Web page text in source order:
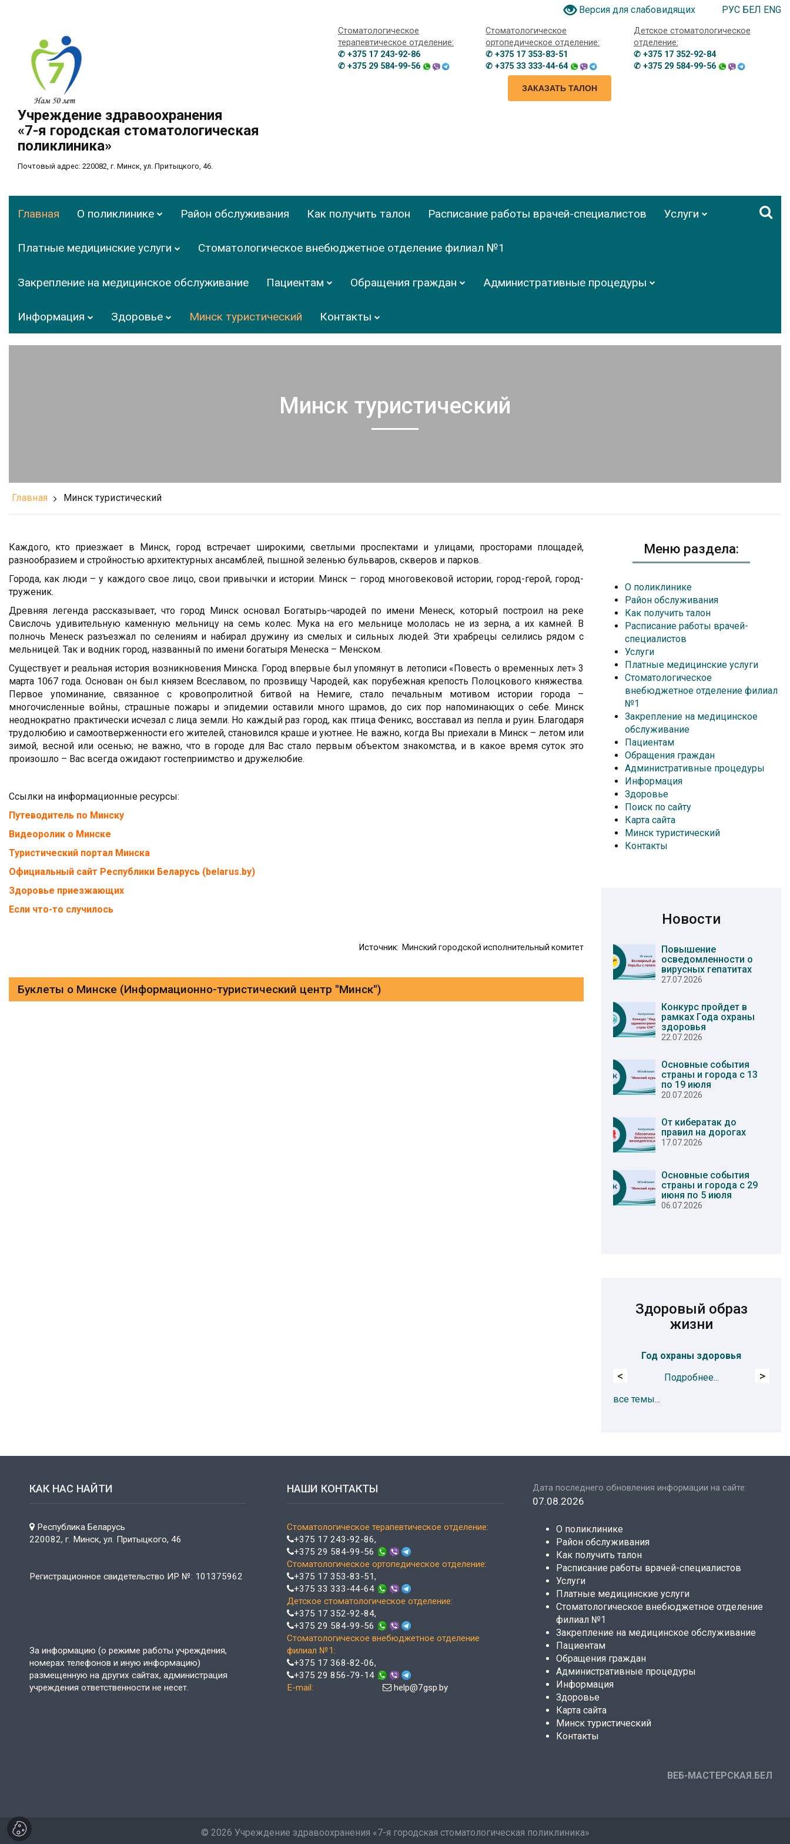
Версия для слабовидящих РУС БЕЛ ENG
Учреждение здравоохранения
«7-я городская стоматологическая
поликлиника»
Почтовый адрес: 220082, г. Минск, ул. Притыцкого, 46.
Стоматологическое
терапевтическое отделение:
✆ +375 17 243-92-86
✆ +375 29 584-99-56
Стоматологическое
ортопедическое отделение:
✆ +375 17 353-83-51
✆ +375 33 333-44-64
Детское стоматологическое
отделение:
✆ +375 17 352-92-84
✆ +375 29 584-99-56
ЗАКАЗАТЬ ТАЛОН
Главная О поликлинике Район обслуживания Как получить талон Расписание работы врачей-специалистов Услуги
Платные медицинские услуги Стоматологическое внебюджетное отделение филиал №1
Закрепление на медицинское обслуживание Пациентам Обращения граждан Административные процедуры
Информация Здоровье Минск туристический Контакты
Минск туристический
Главная Минск туристический
Каждого, кто приезжает в Минск, город встречает широкими, светлыми проспектами и улицами, просторами площадей,
разнообразием и стройностью архитектурных ансамблей, пышной зеленью бульваров, скверов и парков.
Города, как люди – у каждого свое лицо, свои привычки и истории. Минск – город многовековой истории, город-герой, город-
труженик.
Древняя легенда рассказывает, что город Минск основал Богатырь-чародей по имени Менеск, который построил на реке
Свислочь удивительную каменную мельницу на семь колес. Мука на его мельнице мололась не из зерна, а их камней. В
полночь Менеск разъезжал по селениям и набирал дружину из смелых и сильных людей. Эти храбрецы селились рядом с
мельницей. Так и водник город, названный по имени богатыря Менеска – Менском.
Существует и реальная история возникновения Минска. Город впервые был упомянут в летописи «Повесть о временных лет» 3
марта 1067 года. Основан он был князем Всеславом, по прозвищу Чародей, как порубежная крепость Полоцкового княжества.
Первое упоминание, связанное с кровопролитной битвой на Немиге, стало печальным мотивом истории города –
многочисленные войны, страшные пожары и эпидемии оставили много шрамов, до сих пор напоминающих о себе. Минск
неоднократно практически исчезал с лица земли. Но каждый раз город, как птица Феникс, восставал из пепла и руин. Благодаря
трудолюбию и самоотверженности его жителей, становился краше и уютнее. Не важно, когда Вы приехали в Минск – летом или
зимой, весной или осенью; не важно, что в городе для Вас стало первым объектом знакомства, и в какое время суток это
произошло – Вас всегда ожидают гостеприимство и дружелюбие.
Ссылки на информационные ресурсы:
Путеводитель по Минску
Видеоролик о Минске
Туристический портал Минска
Официальный сайт Республики Беларусь (belarus.by)
Здоровье приезжающих
Если что-то случилось
Источник: Минский городской исполнительный комитет
Буклеты о Минске (Информационно-туристический центр "Минск")
Меню раздела:
О поликлинике
Район обслуживания
Как получить талон
Расписание работы врачей-
специалистов
Услуги
Платные медицинские услуги
Стоматологическое
внебюджетное отделение филиал
№1
Закрепление на медицинское
обслуживание
Пациентам
Обращения граждан
Административные процедуры
Информация
Здоровье
Поиск по сайту
Карта сайта
Минск туристический
Контакты
Новости
Повышение
осведомленности о
вирусных гепатитах
27.07.2026
Конкурс пройдет в
рамках Года охраны
здоровья
22.07.2026
Основные события
страны и города с 13
по 19 июля
20.07.2026
От кибератак до
правил на дорогах
17.07.2026
Основные события
страны и города с 29
июня по 5 июля
06.07.2026
Здоровый образ
жизни
Год охраны здоровья
Подробнее...
< >
все темы...
КАК НАС НАЙТИ
Республика Беларусь
220082, г. Минск, ул. Притыцкого, 46
Регистрационное свидетельство ИР №: 101375962
За информацию (о режиме работы учреждения,
номерах телефонов и иную информацию)
размещенную на других сайтах, администрация
учреждения ответственности не несет.
НАШИ КОНТАКТЫ
Стоматологическое терапевтическое отделение:
+375 17 243-92-86,
+375 29 584-99-56
Стоматологическое ортопедическое отделение:
+375 17 353-83-51,
+375 33 333-44-64
Детское стоматологическое отделение:
+375 17 352-92-84,
+375 29 584-99-56
Стоматологическое внебюджетное отделение
филиал №1:
+375 17 368-82-06,
+375 29 856-79-14
E-mail:
help@7gsp.by
Дата последнего обновления информации на сайте:
07.08.2026
О поликлинике
Район обслуживания
Как получить талон
Расписание работы врачей-специалистов
Услуги
Платные медицинские услуги
Стоматологическое внебюджетное отделение
филиал №1
Закрепление на медицинское обслуживание
Пациентам
Обращения граждан
Административные процедуры
Информация
Здоровье
Карта сайта
Минск туристический
Контакты
ВЕБ-МАСТЕРСКАЯ.БЕЛ
© 2026 Учреждение здравоохранения «7-я городская стоматологическая поликлиника»